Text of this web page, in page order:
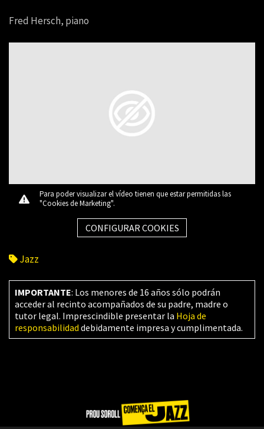
Fred Hersch, piano
Para poder visualizar el vídeo tienen que estar permitidas las
"Cookies de Marketing".
CONFIGURAR COOKIES
Jazz
IMPORTANTE: Los menores de 16 años sólo podrán
acceder al recinto acompañados de su padre, madre o
tutor legal. Imprescindible presentar la Hoja de
responsabilidad debidamente impresa y cumplimentada.